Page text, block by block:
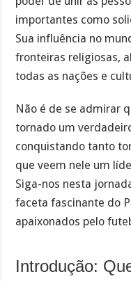
importantes como
Sua influência no
fronteiras religiosas,
todas as nações e
Não é de se admirar
tornado um
conquistando tanto
que veem nele um
Siga-nos nesta
faceta fascinante do
apaixonados pelo
Introdução: